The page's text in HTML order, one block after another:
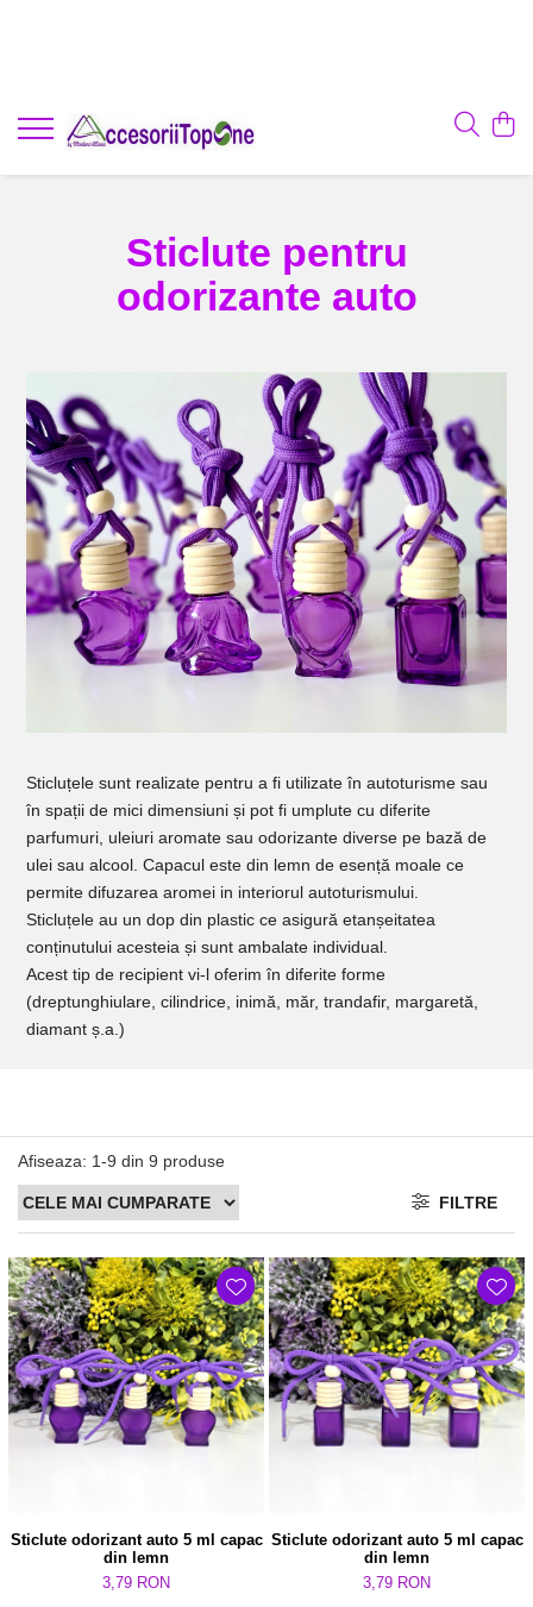
Sticlute pentru
odorizante auto
Sticluțele sunt realizate pentru a fi utilizate în autoturisme sau
în spații de mici dimensiuni și pot fi umplute cu diferite
parfumuri, uleiuri aromate sau odorizante diverse pe bază de
ulei sau alcool. Capacul este din lemn de esență moale ce
permite difuzarea aromei in interiorul autoturismului.
Sticluțele au un dop din plastic ce asigură etanșeitatea
conținutului acesteia și sunt ambalate individual.
Acest tip de recipient vi-l oferim în diferite forme
(dreptunghiulare, cilindrice, inimă, măr, trandafir, margaretă,
diamant ș.a.)
Afiseaza: 1-9 din 9 produse
FILTRE
Sticlute odorizant auto 5 ml capac
din lemn
3,79 RON
Sticlute odorizant auto 5 ml capac
din lemn
3,79 RON